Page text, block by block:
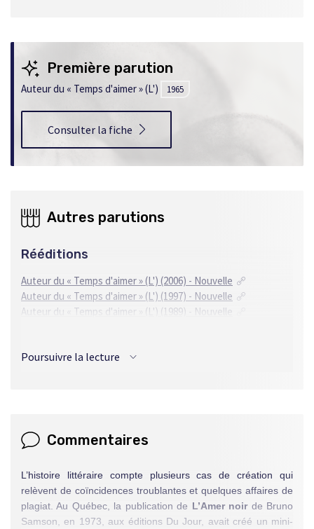
Première parution
Auteur du « Temps d'aimer » (L') 1965
Consulter la fiche
Autres parutions
Rééditions
Auteur du « Temps d'aimer » (L') (2006) - Nouvelle
Auteur du « Temps d'aimer » (L') (1997) - Nouvelle
Auteur du « Temps d'aimer » (L') (1989) - Nouvelle
Traductions
Poursuivre la lecture
Commentaires
L’histoire littéraire compte plusieurs cas de création qui
relèvent de coïncidences troublantes et quelques affaires de
plagiat. Au Québec, la publication de L’Amer noirde Bruno
Samson, en 1973, aux éditions Du Jour, avait créé un mini-